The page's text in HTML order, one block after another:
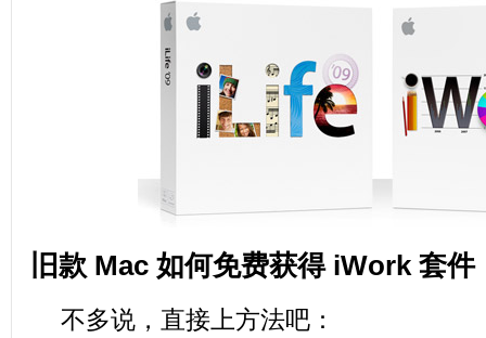
旧款 Mac 如何免费获得 iWork 套件
不多说，直接上方法吧：